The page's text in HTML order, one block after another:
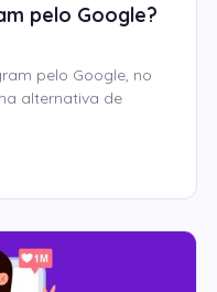
pelo Google?
pelo Google, no
alternativa de